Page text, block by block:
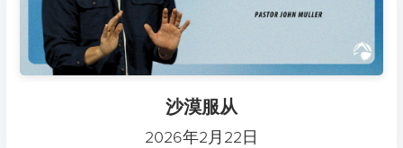
沙漠服从
2026年2月22日